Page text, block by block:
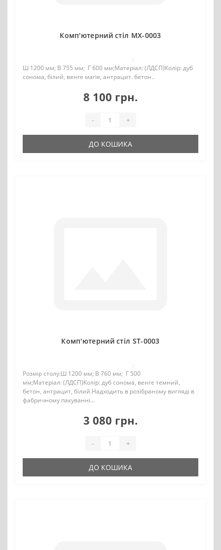
Комп'ютерний стіл MX-0003
Ш 1200 мм; В 755 мм; Г 600 мм;Матеріал: (ЛДСП)Колір: дуб
сонома, білий, венге магія, антрацит. бетон..
8 100 грн.
- +
ДО КОШИКА
Комп'ютерний стіл ST-0003
Розмір столу:Ш 1200 мм; В 760 мм; Г 500
мм;Матеріал: (ЛДСП)Колір: дуб сонома, венге темний,
бетон, антрацит, білий.Надходить в розібраному вигляді в
фабричному пакуванні...
3 080 грн.
- +
ДО КОШИКА